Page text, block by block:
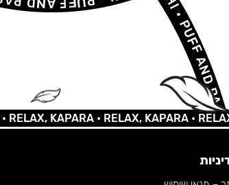
KAPARA •RELAX, KAPARA •RELAX,